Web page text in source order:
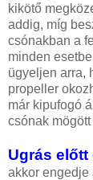
kikötő
addig, míg
csónakban a
minden
ügyeljen arra,
propeller
már kipufogó
csónak
Ugrás
akkor engedje